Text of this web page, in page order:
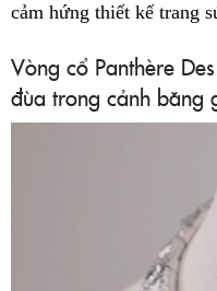
cảm hứng thiết kế trang
Vòng cổ Panthère
đùa trong cảnh băng